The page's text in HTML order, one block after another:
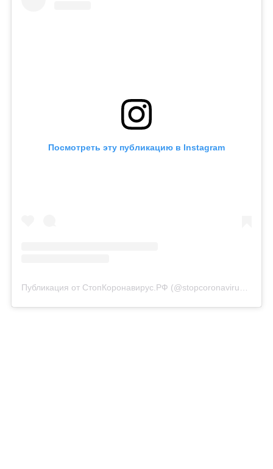
Посмотреть эту публикацию в Instagram
Публикация от СтопКоронавирус.РФ (@stopcoronavirusrf)